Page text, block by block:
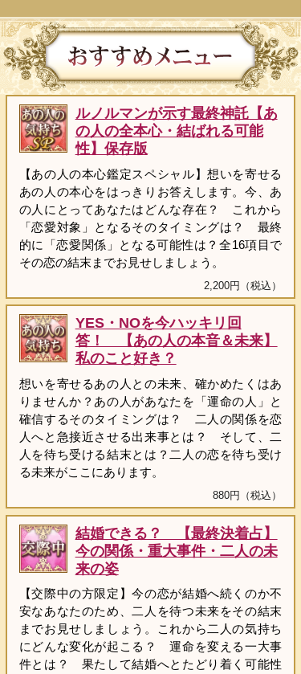
ルノルマンが示す最終神託【あ
の人の全本心・結ばれる可能
性】保存版
【あの人の本心鑑定スペシャル】想いを寄せる
あの人の本心をはっきりお答えします。今、あ
の人にとってあなたはどんな存在？ これから
「恋愛対象」となるそのタイミングは？ 最終
的に「恋愛関係」となる可能性は？全16項目で
その恋の結末までお見せしましょう。
2,200円（税込）
YES・NOを今ハッキリ回
答！ 【あの人の本音＆未来】
私のこと好き？
想いを寄せるあの人との未来、確かめたくはあ
りませんか？あの人があなたを「運命の人」と
確信するそのタイミングは？ 二人の関係を恋
人へと急接近させる出来事とは？ そして、二
人を待ち受ける結末とは？二人の恋を待ち受け
る未来がここにあります。
880円（税込）
結婚できる？ 【最終決着占】
今の関係・重大事件・二人の未
来の姿
【交際中の方限定】今の恋が結婚へ続くのか不
安なあなたのため、二人を待つ未来をその結末
までお見せしましょう。これから二人の気持ち
にどんな変化が起こる？ 運命を変える一大事
件とは？ 果たして結婚へとたどり着く可能性